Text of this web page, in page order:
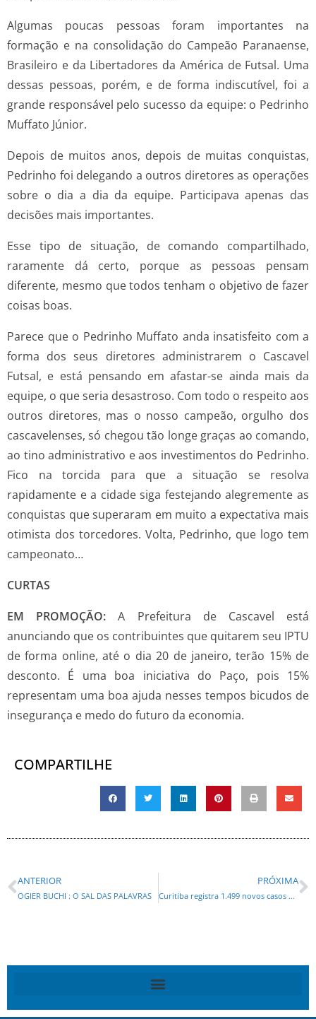
Algumas poucas pessoas foram importantes na
formação e na consolidação do Campeão Paranaense,
Brasileiro e da Libertadores da América de Futsal. Uma
dessas pessoas, porém, e de forma indiscutível, foi a
grande responsável pelo sucesso da equipe: o Pedrinho
Muffato Júnior.
Depois de muitos anos, depois de muitas conquistas,
Pedrinho foi delegando a outros diretores as operações
sobre o dia a dia da equipe. Participava apenas das
decisões mais importantes.
Esse tipo de situação, de comando compartilhado,
raramente dá certo, porque as pessoas pensam
diferente, mesmo que todos tenham o objetivo de fazer
coisas boas.
Parece que o Pedrinho Muffato anda insatisfeito com a
forma dos seus diretores administrarem o Cascavel
Futsal, e está pensando em afastar-se ainda mais da
equipe, o que seria desastroso. Com todo o respeito aos
outros diretores, mas o nosso campeão, orgulho dos
cascavelenses, só chegou tão longe graças ao comando,
ao tino administrativo e aos investimentos do Pedrinho.
Fico na torcida para que a situação se resolva
rapidamente e a cidade siga festejando alegremente as
conquistas que superaram em muito a expectativa mais
otimista dos torcedores. Volta, Pedrinho, que logo tem
campeonato…
CURTAS
EM PROMOÇÃO: A Prefeitura de Cascavel está
anunciando que os contribuintes que quitarem seu IPTU
de forma online, até o dia 20 de janeiro, terão 15% de
desconto. É uma boa iniciativa do Paço, pois 15%
representam uma boa ajuda nesses tempos bicudos de
insegurança e medo do futuro da economia.
COMPARTILHE
ANTERIOR
OGIER BUCHI : O SAL DAS PALAVRAS
PRÓXIMA
Curitiba registra 1.499 novos casos de covid-19 nos últimos sete dias